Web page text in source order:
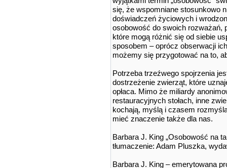
się, że wspomniane stosunkowo
doświadczeń życiowych i
osobowość do swoich rozważań,
które mogą różnić się od siebie
sposobem – oprócz obserwacji
możemy się przygotować na to,
Potrzeba trzeźwego spojrzenia
dostrzeżenie zwierząt, które
opłaca. Mimo że miliardy
restauracyjnych stołach, inne
kochają, myślą i czasem
mieć znaczenie także dla nas.
Barbara J. King „Osobowość na
tłumaczenie: Adam Pluszka,
Barbara J. King – emerytowana